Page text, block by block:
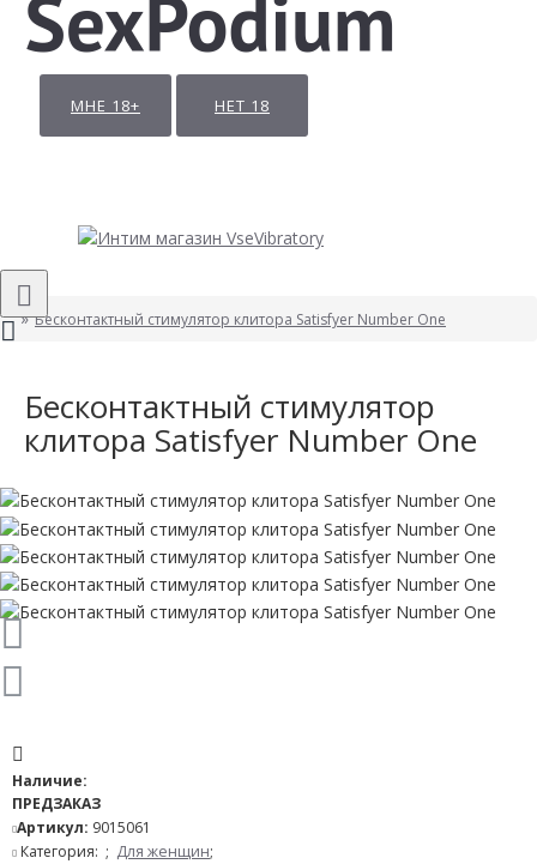
МНЕ 18+ НЕТ 18
Бесконтактный стимулятор клитора Satisfyer Number One
Бесконтактный стимулятор
клитора Satisfyer Number One
Наличие:
ПРЕДЗАКАЗ
Артикул: 9015061
Категория: ; Для женщин;